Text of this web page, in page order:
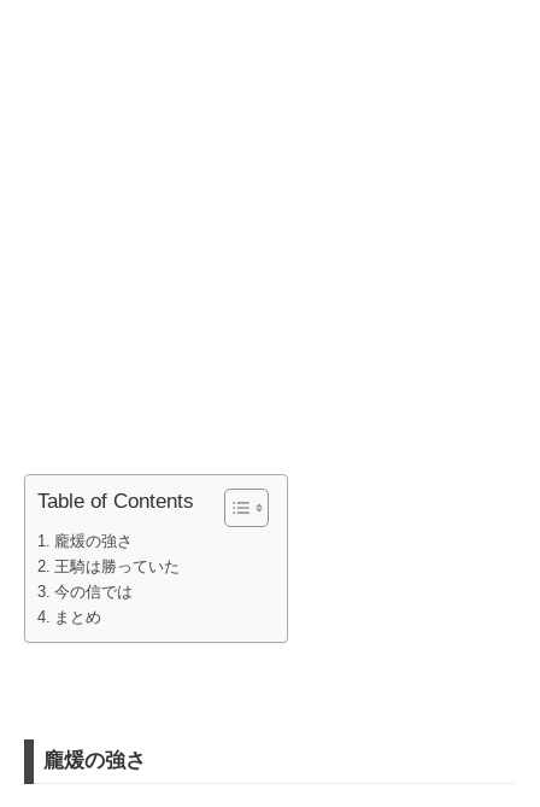
Table of Contents
龐煖の強さ
王騎は勝っていた
今の信では
まとめ
龐煖の強さ